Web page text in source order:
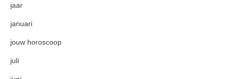
jaar
januari
jouw horoscoop
juli